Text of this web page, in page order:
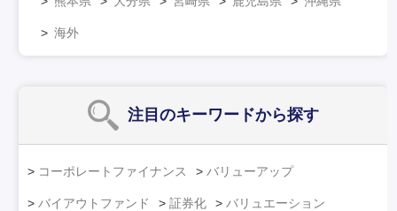
海外
注目のキーワードから探す
コーポレートファイナンス バリューアップ
バイアウトファンド 証券化 バリュエーション